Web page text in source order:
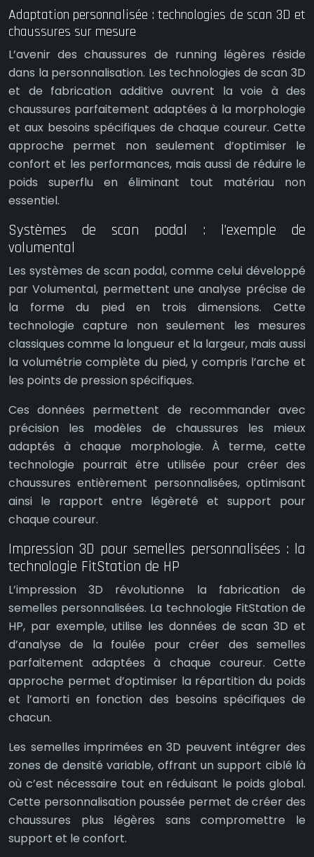
Adaptation personnalisée : technologies de scan 3D et
chaussures sur mesure
L’avenir des chaussures de running légères réside
dans la personnalisation. Les technologies de scan 3D
et de fabrication additive ouvrent la voie à des
chaussures parfaitement adaptées à la morphologie
et aux besoins spécifiques de chaque coureur. Cette
approche permet non seulement d’optimiser le
confort et les performances, mais aussi de réduire le
poids superflu en éliminant tout matériau non
essentiel.
Systèmes de scan podal : l’exemple de
volumental
Les systèmes de scan podal, comme celui développé
par Volumental, permettent une analyse précise de
la forme du pied en trois dimensions. Cette
technologie capture non seulement les mesures
classiques comme la longueur et la largeur, mais aussi
la volumétrie complète du pied, y compris l’arche et
les points de pression spécifiques.
Ces données permettent de recommander avec
précision les modèles de chaussures les mieux
adaptés à chaque morphologie. À terme, cette
technologie pourrait être utilisée pour créer des
chaussures entièrement personnalisées, optimisant
ainsi le rapport entre légèreté et support pour
chaque coureur.
Impression 3D pour semelles personnalisées : la
technologie FitStation de HP
L’impression 3D révolutionne la fabrication de
semelles personnalisées. La technologie FitStation de
HP, par exemple, utilise les données de scan 3D et
d’analyse de la foulée pour créer des semelles
parfaitement adaptées à chaque coureur. Cette
approche permet d’optimiser la répartition du poids
et l’amorti en fonction des besoins spécifiques de
chacun.
Les semelles imprimées en 3D peuvent intégrer des
zones de densité variable, offrant un support ciblé là
où c’est nécessaire tout en réduisant le poids global.
Cette personnalisation poussée permet de créer des
chaussures plus légères sans compromettre le
support et le confort.